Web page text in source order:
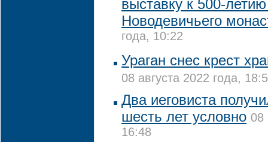
выставку к 500-
Новодевичьего
года, 10:22
Ураган снес крест
08 августа 2022 года,
Два иеговиста
шесть лет условно 08
16:48